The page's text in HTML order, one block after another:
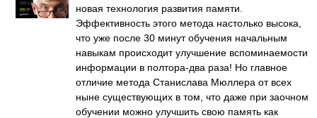
новая технология развития памяти.
Эффективность этого метода настолько высока,
что уже после 30 минут обучения начальным
навыкам происходит улучшение вспоминаемости
информации в полтора-два раза! Но главное
отличие метода Станислава Мюллера от всех
ныне существующих в том, что даже при заочном
обучении можно улучшить свою память как